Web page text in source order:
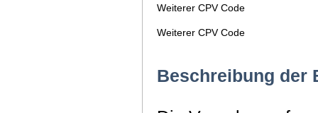
Weiterer CPV Code
Weiterer CPV Code
Beschreibung der